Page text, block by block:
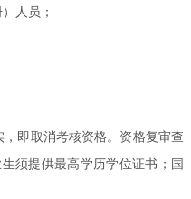
人员；
即取消考核资格。资格复审查
须提供最高学历学位证书；国